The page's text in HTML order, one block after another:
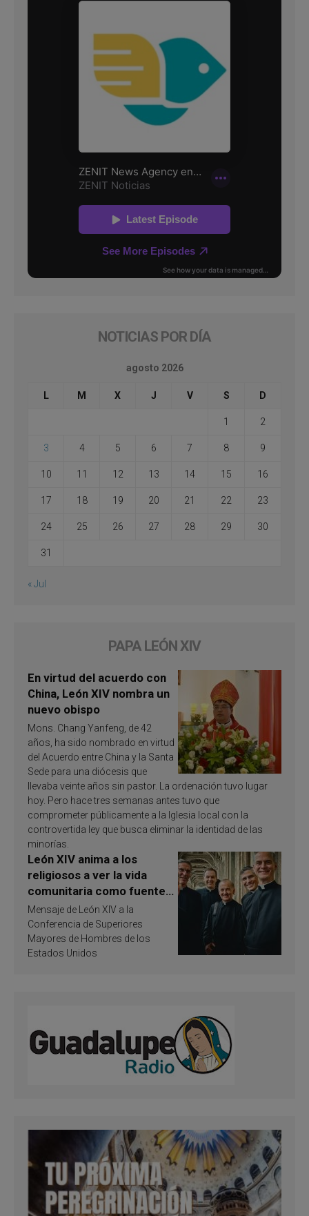
NOTICIAS POR DÍA
agosto 2026
L M X J V S D
1 2
3 4 5 6 7 8 9
10 11 12 13 14 15 16
17 18 19 20 21 22 23
24 25 26 27 28 29 30
31
« Jul
PAPA LEÓN XIV
En virtud del acuerdo con
China, León XIV nombra un
nuevo obispo
Mons. Chang Yanfeng, de 42
años, ha sido nombrado en virtud
del Acuerdo entre China y la Santa
Sede para una diócesis que
llevaba veinte años sin pastor. La ordenación tuvo lugar
hoy. Pero hace tres semanas antes tuvo que
comprometer públicamente a la Iglesia local con la
controvertida ley que busca eliminar la identidad de las
minorías.
León XIV anima a los
religiosos a ver la vida
comunitaria como fuente
de inspiración y
santificación
Mensaje de León XIV a la
Conferencia de Superiores
Mayores de Hombres de los
Estados Unidos